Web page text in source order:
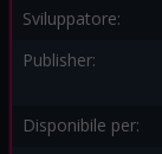
Sviluppatore:
Publisher:
Disponibile per: